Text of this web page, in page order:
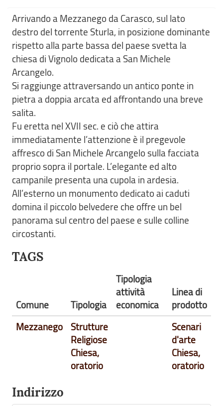
Arrivando a Mezzanego da Carasco, sul lato
destro del torrente Sturla, in posizione dominante
rispetto alla parte bassa del paese svetta la
chiesa di Vignolo dedicata a San Michele
Arcangelo.
Si raggiunge attraversando un antico ponte in
pietra a doppia arcata ed affrontando una breve
salita.
Fu eretta nel XVII sec. e ciò che attira
immediatamente l’attenzione è il pregevole
affresco di San Michele Arcangelo sulla facciata
proprio sopra il portale. L’elegante ed alto
campanile presenta una cupola in ardesia.
All’esterno un monumento dedicato ai caduti
domina il piccolo belvedere che offre un bel
panorama sul centro del paese e sulle colline
circostanti.
TAGS
Comune Tipologia
Tipologia
attività
economica
Linea di
prodotto
Mezzanego
Strutture
Religiose
Chiesa,
oratorio
Scenari
d'arte
Chiesa,
oratorio
Indirizzo